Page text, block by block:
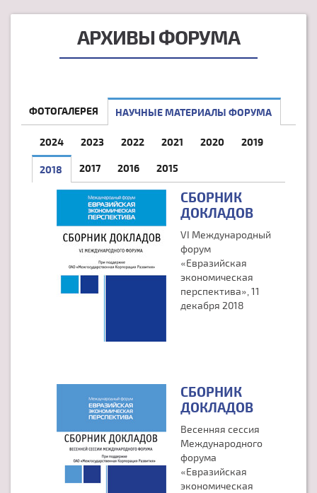
АРХИВЫ ФОРУМА
ФОТОГАЛЕРЕЯ НАУЧНЫЕ МАТЕРИАЛЫ ФОРУМА
2024 2023 2022 2021 2020 2019
2018 (АКТИВНАЯ ВКЛАДКА)
2017 2016 2015
СБОРНИК
ДОКЛАДОВ
VI Международный
форум
«Евразийская
экономическая
перспектива», 11
декабря 2018
СБОРНИК
ДОКЛАДОВ
Весенняя сессия
Международного
форума
«Евразийская
экономическая